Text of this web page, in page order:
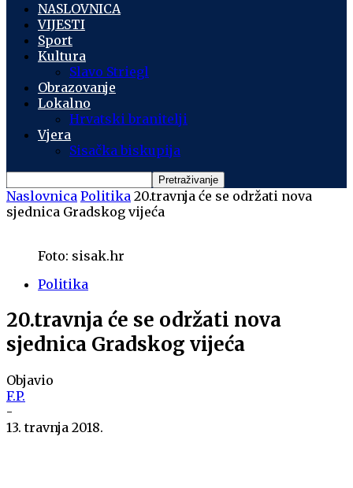
NASLOVNICA
VIJESTI
Sport
Kultura
Slavo Striegl
Obrazovanje
Lokalno
Hrvatski branitelji
Vjera
Sisačka biskupija
Naslovnica Politika 20.travnja će se održati nova
sjednica Gradskog vijeća
Foto: sisak.hr
Politika
20.travnja će se održati nova
sjednica Gradskog vijeća
Objavio
F.P.
-
13. travnja 2018.